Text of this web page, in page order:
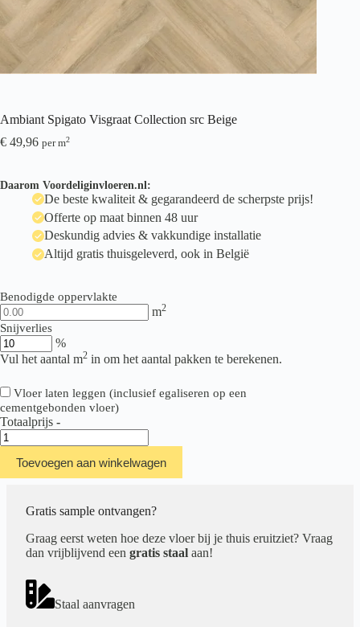
Ambiant Spigato Visgraat Collection src Beige
€ 49,96 per m2
Daarom Voordeliginvloeren.nl:
De beste kwaliteit & gegarandeerd de scherpste prijs!
Offerte op maat binnen 48 uur
Deskundig advies & vakkundige installatie
Altijd gratis thuisgeleverd, ook in België
Benodigde oppervlakte
m2
Snijverlies
%
Vul het aantal m2 in om het aantal pakken te berekenen.
Vloer laten leggen (inclusief egaliseren op een
cementgebonden vloer)
Totaalprijs -
Ambiant
Spigato
Visgraat
Collection
aantal
Toevoegen aan winkelwagen
Gratis sample ontvangen?
Graag eerst weten hoe deze vloer bij je thuis eruitziet? Vraag
dan vrijblijvend een gratis staal aan!
Staal aanvragen